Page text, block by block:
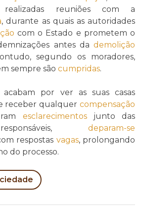
reuniões com a
, durante as quais as autoridades
com o Estado e prometem o
antes da demolição
segundo os moradores,
sempre são cumpridas.
acabam por ver as suas casas
receber qualquer compensação
esclarecimentosjunto das
deparam-se
respostas vagas, prolongando
do processo.